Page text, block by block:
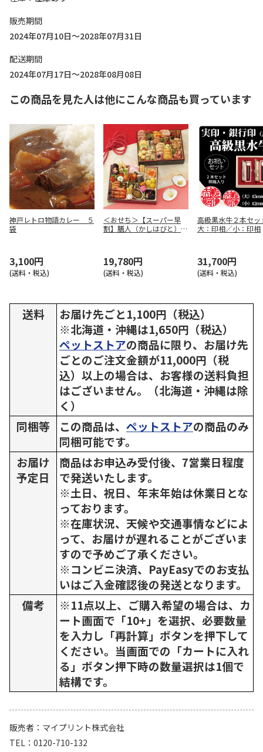
販売期間
2024年07月10日～2028年07月31日
配送期間
2024年07月17日～2028年08月08日
この商品を見た人は他にこんな商品も買っています
神戸レトロ物語カレー ５
袋
3,100円
(送料・税込)
＜おせち＞【スーパー早
割】膳人（かしはびと）
19,780円
(送料・税込)
高級黒水牛２本セ
大：印相／小：印相
31,700円
(送料・税込)
送料
お届け先ごと1,100円（税込）
※北海道・沖縄は1,650円（税込）
ペットストアの商品に限り、お届け先
ごとのご注文金額が11,000円（税
込）以上の場合は、お客様の送料負担
はございません。（北海道・沖縄は除
く）
同梱等
この商品は、 ペットストアの商品のみ
同梱可能です。
お届け
予定日
商品はお申込み受付後、7営業日程度
で発送いたします。
※土日、祝日、年末年始は休業日とな
っております。
※在庫状況、天候や交通事情などによ
って、お届けが遅れることがございま
すので予めご了承ください。
※コンビニ決済、PayEasyでのお支払
いはご入金確認後の発送となります。
備考
※11点以上、ご購入希望の場合は、カ
ート画面で「10+」を選択、必要数量
を入力し「再計算」ボタンを押下して
ください。当画面での「カートに入れ
る」ボタン押下時の数量選択は1個で
結構です。
販売者
マイプリント株式会社
TEL
0120-710-132